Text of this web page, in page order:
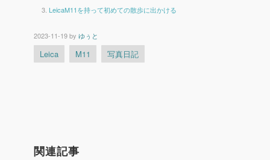
LeicaM11を持って初めての散歩に出かける
2023-11-19by ゆぅと
Leica M11 写真日記
関連記事